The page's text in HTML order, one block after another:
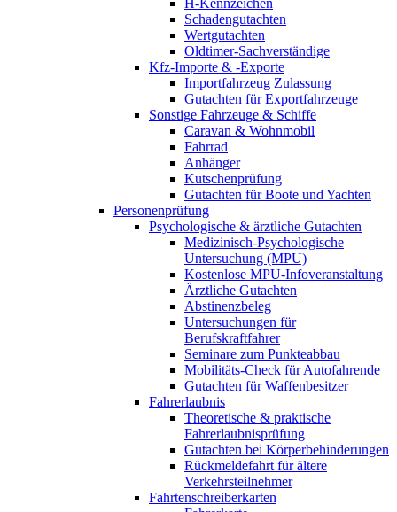
Schadengutachten
Wertgutachten
Oldtimer-Sachverständige
Kfz-Importe & -Exporte
Importfahrzeug Zulassung
Gutachten für Exportfahrzeuge
Sonstige Fahrzeuge & Schiffe
Caravan & Wohnmobil
Fahrrad
Anhänger
Kutschenprüfung
Gutachten für Boote und Yachten
Personenprüfung
Psychologische & ärztliche Gutachten
Medizinisch-Psychologische
Untersuchung (MPU)
Kostenlose MPU-Infoveranstaltung
Ärztliche Gutachten
Abstinenzbeleg
Untersuchungen für
Berufskraftfahrer
Seminare zum Punkteabbau
Mobilitäts-Check für Autofahrende
Gutachten für Waffenbesitzer
Fahrerlaubnis
Theoretische & praktische
Fahrerlaubnisprüfung
Gutachten bei Körperbehinderungen
Rückmeldefahrt für ältere
Verkehrsteilnehmer
Fahrtenschreiberkarten